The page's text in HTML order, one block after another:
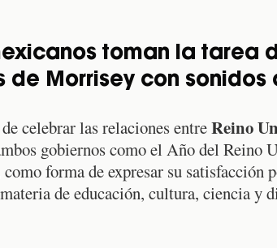
toman la tarea
de Morrisey con sonidos
celebrar las relaciones entreReino
gobiernos como el Año del
forma de expresar su satisfacción
de educación, cultura, ciencia y